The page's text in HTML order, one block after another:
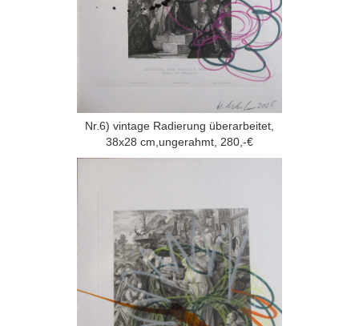
Nr.6) vintage Radierung überarbeitet,
38x28 cm,ungerahmt, 280,-€